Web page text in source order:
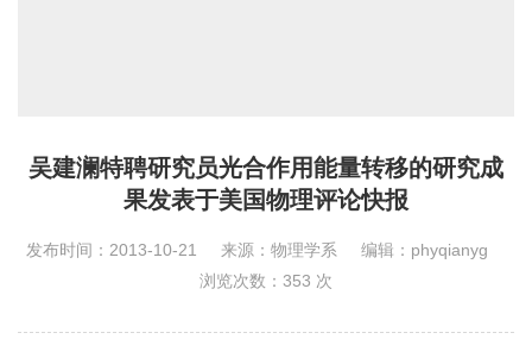
吴建澜特聘研究员光合作用能量转移的研究成
果发表于美国物理评论快报
发布时间：2013-10-21 来源：物理学系
编辑：phyqianyg
浏览次数： 353 次